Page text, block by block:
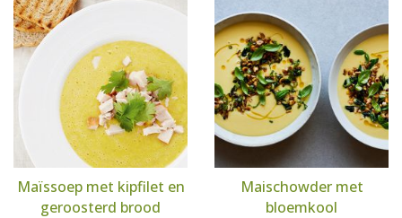
Maïssoep met kipfilet en
geroosterd brood
Maischowder met
bloemkool